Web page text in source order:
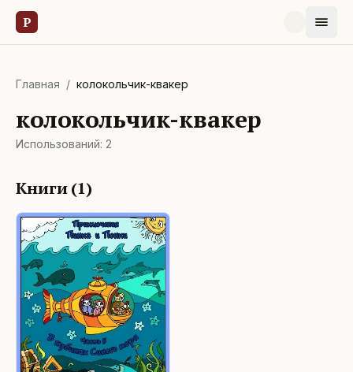
Р
Главная / колокольчик-квакер
колокольчик-квакер
Использований: 2
Книги (1)